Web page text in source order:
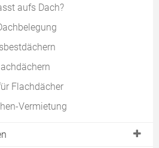
aufs Dach?
Flachdächer
Vermietung